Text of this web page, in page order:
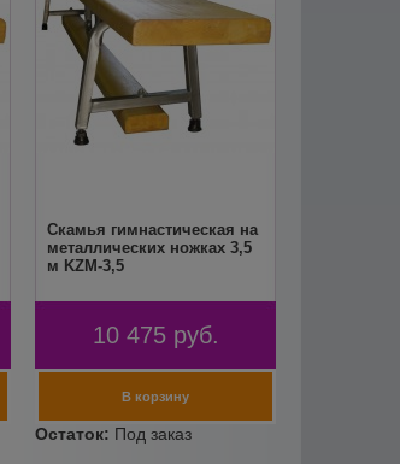
Скамья гимнастическая на
металлических ножках 3,5
м KZM-3,5
10 475 руб.